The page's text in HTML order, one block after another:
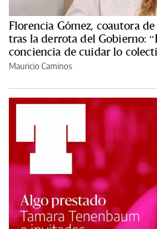
Florencia Gómez, coautora
tras la derrota del Gobierno:
conciencia de cuidar lo
Mauricio Caminos